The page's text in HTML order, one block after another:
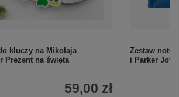
kluczy na Mikołaja
Prezent na święta
59,00 zł
Zestaw
i Parker